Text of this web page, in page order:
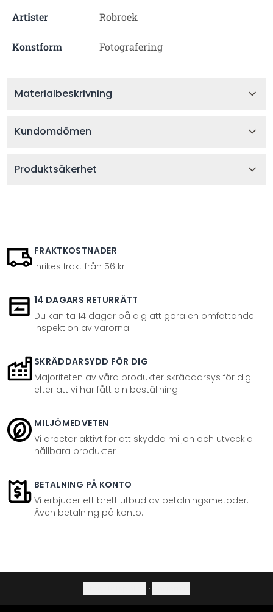
Artister Robroek
Konstform Fotografering
Materialbeskrivning
Kundomdömen
Produktsäkerhet
FRAKTKOSTNADER
Inrikes frakt från 56 kr.
14 DAGARS RETURRÄTT
Du kan ta 14 dagar på dig att göra en omfattande
inspektion av varorna
SKRÄDDARSYDD FÖR DIG
Majoriteten av våra produkter skräddarsys för dig
efter att vi har fått din beställning
MILJÖMEDVETEN
Vi arbetar aktivt för att skydda miljön och utveckla
hållbara produkter
BETALNING PÅ KONTO
Vi erbjuder ett brett utbud av betalningsmetoder.
Även betalning på konto.
·